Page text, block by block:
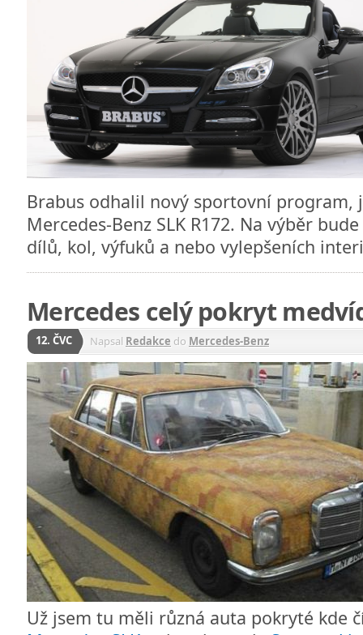
Brabus odhalil nový sportovní program,
Mercedes-Benz SLK R172. Na výběr
dílů, kol, výfuků a nebo vylepšeních
Mercedes celý pokryt
12. ČVC Napsal Redakce do Mercedes-Benz
Už jsem tu měli různá auta pokryté kde